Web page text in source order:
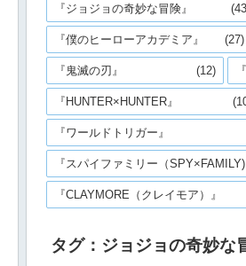
『ジョジョの奇妙な冒険』
『僕のヒーローアカデミア』 (27)
『鬼滅の刃』 (12)
『HUNTER×HUNTER』
『ワールドトリガー』
『スパイファミリー（SPY×FAMILY)
『CLAYMORE（クレイモア）』
タグ：ジョジョの奇妙な